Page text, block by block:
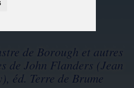
de Borough et autres
de John Flanders (Jean
éd. Terre de Brume